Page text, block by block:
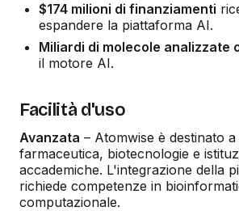
$174 milioni di finanziamenti
espandere la piattaforma AI.
Miliardi di molecole analizzate
il motore AI.
Facilità d'uso
Avanzata – Atomwise è destinato
farmaceutica, biotecnologie e
accademiche. L'integrazione della
richiede competenze in
computazionale.